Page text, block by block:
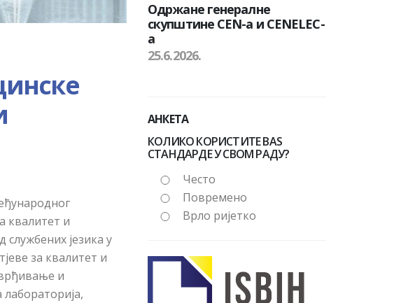
квалитет и
службених језика у
за квалитет и
и
Одржане генералне
скупштине CEN-а и CENELEC-
а
25.6.2026.
АНКЕТА
КОЛИКО КОРИСТИТЕ BAS
СТАНДАРДЕ У СВОМ РАДУ?
Често
Повремено
Врло ријетко